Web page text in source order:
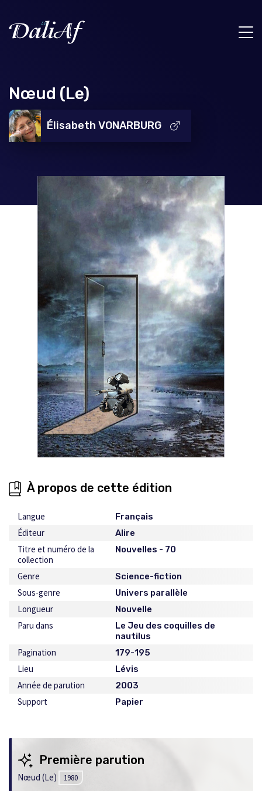
Nœud (Le)
Élisabeth VONARBURG
À propos de cette édition
Langue Français
Éditeur Alire
Titre et numéro de la
collection
Nouvelles - 70
Genre Science-fiction
Sous-genre Univers parallèle
Longueur Nouvelle
Paru dans
Le Jeu des coquilles de
nautilus
Pagination 179-195
Lieu Lévis
Année de parution 2003
Support Papier
Première parution
Nœud (Le) 1980